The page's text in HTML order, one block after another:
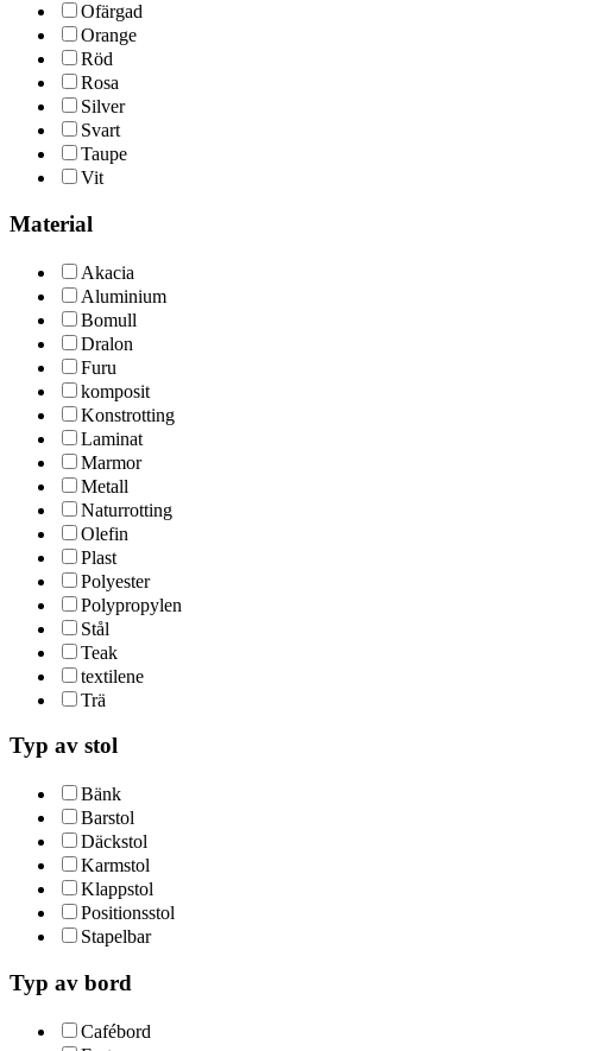
Ofärgad
Orange
Röd
Rosa
Silver
Svart
Taupe
Vit
Material
Akacia
Aluminium
Bomull
Dralon
Furu
komposit
Konstrotting
Laminat
Marmor
Metall
Naturrotting
Olefin
Plast
Polyester
Polypropylen
Stål
Teak
textilene
Trä
Typ av stol
Bänk
Barstol
Däckstol
Karmstol
Klappstol
Positionsstol
Stapelbar
Typ av bord
Cafébord